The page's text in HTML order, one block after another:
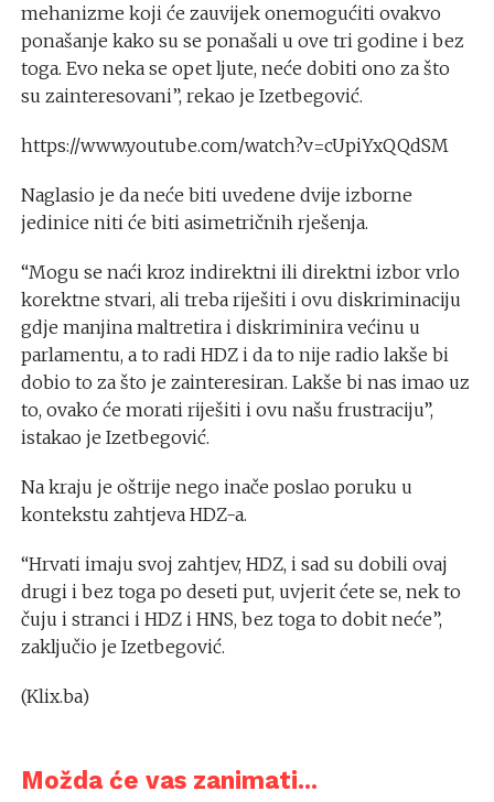
mehanizme koji će zauvijek onemogućiti ovakvo
ponašanje kako su se ponašali u ove tri godine i bez
toga. Evo neka se opet ljute, neće dobiti ono za što
su zainteresovani”, rekao je Izetbegović.
https://www.youtube.com/watch?v=cUpiYxQQdSM
Naglasio je da neće biti uvedene dvije izborne
jedinice niti će biti asimetričnih rješenja.
“Mogu se naći kroz indirektni ili direktni izbor vrlo
korektne stvari, ali treba riješiti i ovu diskriminaciju
gdje manjina maltretira i diskriminira većinu u
parlamentu, a to radi HDZ i da to nije radio lakše bi
dobio to za što je zainteresiran. Lakše bi nas imao uz
to, ovako će morati riješiti i ovu našu frustraciju”,
istakao je Izetbegović.
Na kraju je oštrije nego inače poslao poruku u
kontekstu zahtjeva HDZ-a.
“Hrvati imaju svoj zahtjev, HDZ, i sad su dobili ovaj
drugi i bez toga po deseti put, uvjerit ćete se, nek to
čuju i stranci i HDZ i HNS, bez toga to dobit neće”,
zaključio je Izetbegović.
(Klix.ba)
Možda će vas zanimati...